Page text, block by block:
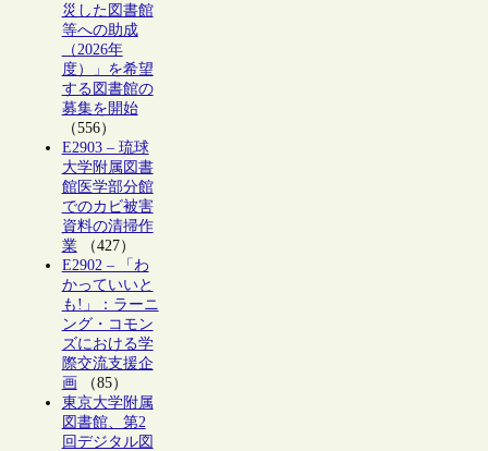
災した図書館
等への助成
（2026年
度）」を希望
する図書館の
募集を開始
（556）
E2903 – 琉球
大学附属図書
館医学部分館
でのカビ被害
資料の清掃作
業（427）
E2902 – 「わ
かっていいと
も!」：ラーニ
ング・コモン
ズにおける学
際交流支援企
画（85）
東京大学附属
図書館、第2
回デジタル図